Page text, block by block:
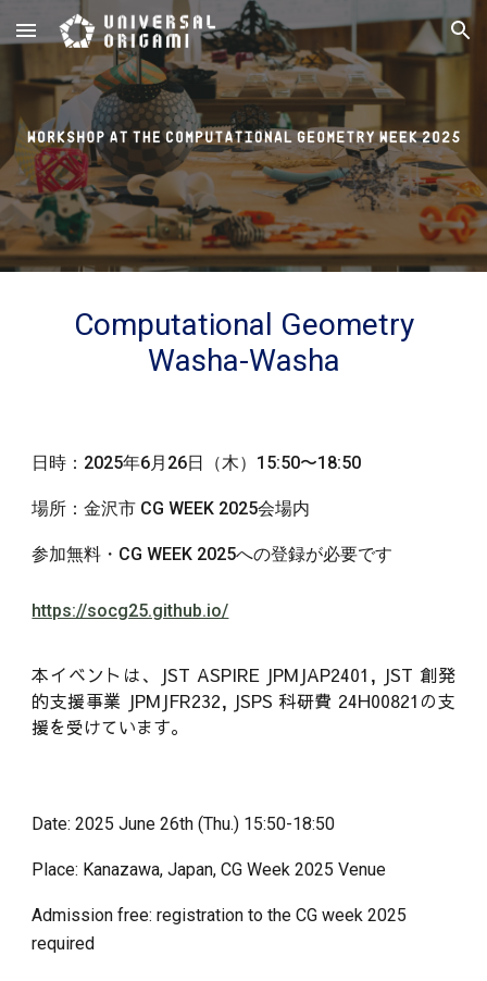
Skip to main content Skip to navigation
Computational Geometry
Washa-Washa
日時：2025年6月 26日（木） 15:50〜1 8:50
場所：金沢市 CG WEEK 2025会場内
参加無料・ CG WEEK 2025への登録が必要です
https://socg25.github.io/
本イベントは、JST ASPIRE JPMJAP2401, JST 創発
的支援事業 JPMJFR232, JSPS 科研費 24H00821の支
援を受けています。
Date: 2025June 26th (Thu.) 15:50-18:50
Place: Kanazawa, Japan, CG Week 2025 Venue
Admission free: registration to the CG week 2025
required